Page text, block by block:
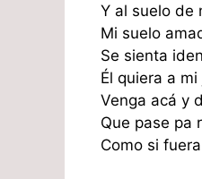
Y al suelo de
Mi suelo
Se sienta
Él quiera a
Venga acá y
Que pase pa
Como si